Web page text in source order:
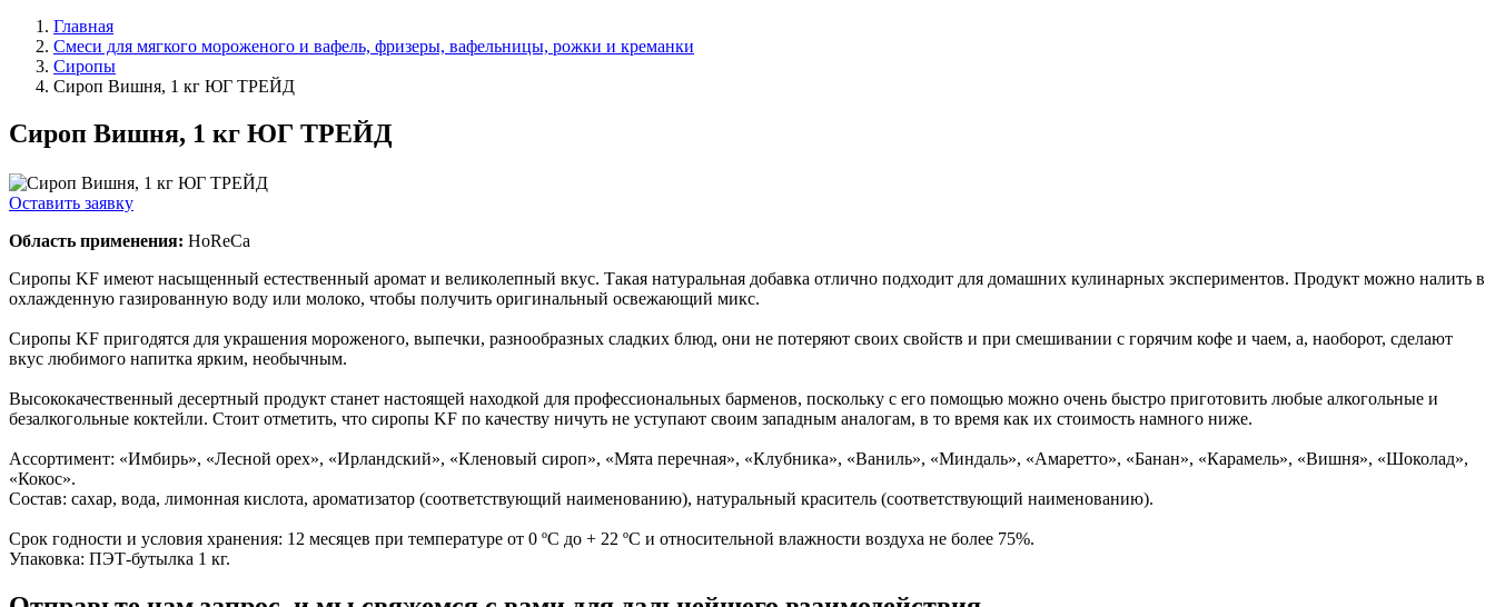
Главная
Смеси для мягкого мороженого и вафель, фризеры, вафельницы, рожки и креманки
Сиропы
Сироп Вишня, 1 кг ЮГ ТРЕЙД
Сироп Вишня, 1 кг ЮГ ТРЕЙД
Оставить заявку
Область применения: HoReCa
Сиропы KF имеют насыщенный естественный аромат и великолепный вкус. Такая натуральная добавка отлично подходит для домашних кулинарных экспериментов. Продукт можно налить в
охлажденную газированную воду или молоко, чтобы получить оригинальный освежающий микс.
Сиропы KF пригодятся для украшения мороженого, выпечки, разнообразных сладких блюд, они не потеряют своих свойств и при смешивании с горячим кофе и чаем, а, наоборот, сделают
вкус любимого напитка ярким, необычным.
Высококачественный десертный продукт станет настоящей находкой для профессиональных барменов, поскольку с его помощью можно очень быстро приготовить любые алкогольные и
безалкогольные коктейли. Стоит отметить, что сиропы KF по качеству ничуть не уступают своим западным аналогам, в то время как их стоимость намного ниже.
Ассортимент: «Имбирь», «Лесной орех», «Ирландский», «Кленовый сироп», «Мята перечная», «Клубника», «Ваниль», «Миндаль», «Амаретто», «Банан», «Карамель», «Вишня», «Шоколад»,
«Кокос».
Состав: cахар, вода, лимонная кислота, ароматизатор (соответствующий наименованию), натуральный краситель (соответствующий наименованию).
Срок годности и условия хранения: 12 месяцев при температуре от 0 ºС до + 22 ºС и относительной влажности воздуха не более 75%.
Упаковка: ПЭТ-бутылка 1 кг.